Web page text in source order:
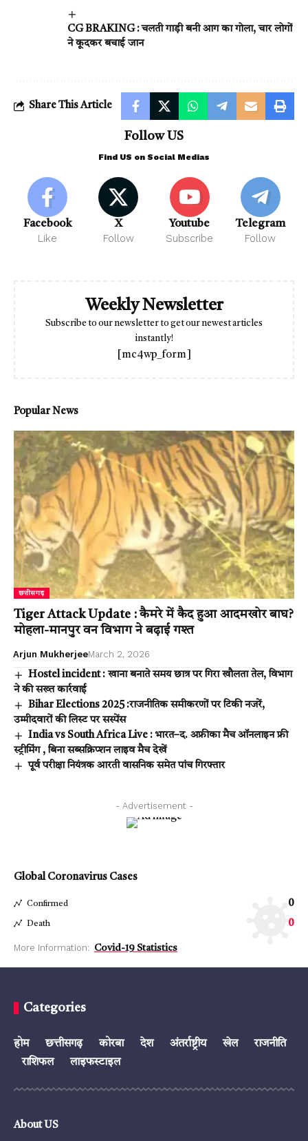
CG BRAKING : चलती गाड़ी बनी आग का गोला, चार लोगों
ने कूदकर बचाई जान
Share This Article
Follow US
Find US on Social Medias
Facebook
Like
X
Follow
Youtube
Subscribe
Telegram
Follow
Weekly Newsletter
Subscribe to our newsletter to get our newest articles
instantly!
[mc4wp_form]
Popular News
छत्तीसगढ़
Tiger Attack Update : कैमरे में कैद हुआ आदमखोर बाघ?
मोहला-मानपुर वन विभाग ने बढ़ाई गश्त
Arjun MukherjeeMarch 2, 2026
Hostel incident : खाना बनाते समय छात्र पर गिरा खौलता तेल, विभाग
ने की सख्त कार्रवाई
Bihar Elections 2025 :राजनीतिक समीकरणों पर टिकी नजरें,
उम्मीदवारों की लिस्ट पर सस्पेंस
India vs South Africa Live : भारत–द. अफ्रीका मैच ऑनलाइन फ्री
स्ट्रीमिंग , बिना सब्सक्रिप्शन लाइव मैच देखें
पूर्व परीक्षा नियंत्रक आरती वासनिक समेत पांच गिरफ्तार
- Advertisement -
Global Coronavirus Cases
Confirmed 0
Death 0
More Information: Covid-19 Statistics
Categories
होम छत्तीसगढ़ कोरबा देश अंतर्राष्ट्रीय खेल
राजनीति
राशिफल
लाइफस्टाइल
About US